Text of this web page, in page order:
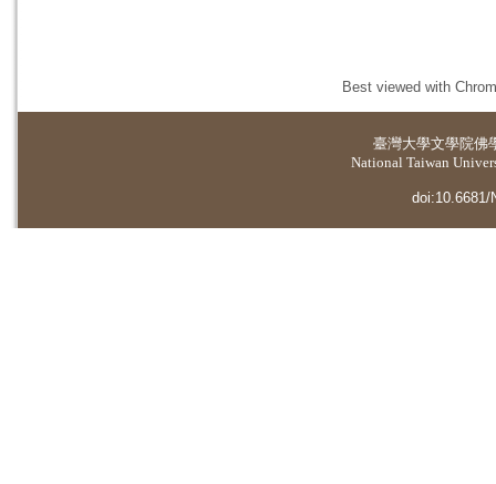
Best viewed with
臺灣大學文學院佛
National Taiwan
doi:10.6681/